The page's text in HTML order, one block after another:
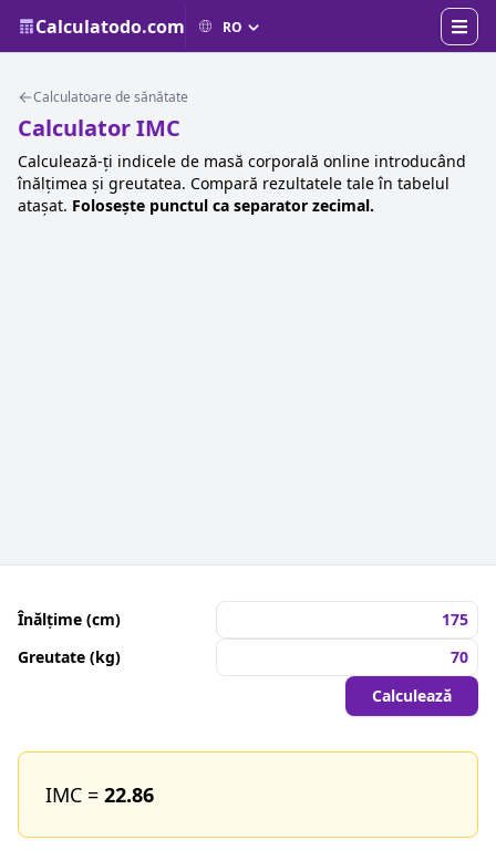
Calculatodo.com
Calculatoare de sănătate
Calculator IMC
Calculează-ți indicele de masă corporală online introducând
înălțimea și greutatea. Compară rezultatele tale în tabelul
atașat. Folosește punctul ca separator zecimal.
Înălțime (cm)
Greutate (kg)
Calculează
IMC = 22.86